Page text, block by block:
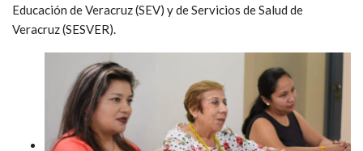
Educación de Veracruz (SEV) y de Servicios de Salud de
Veracruz (SESVER).